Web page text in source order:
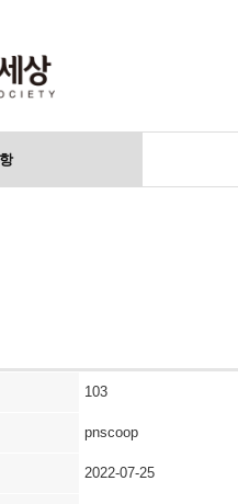
103
pnscoop
2022-07-25